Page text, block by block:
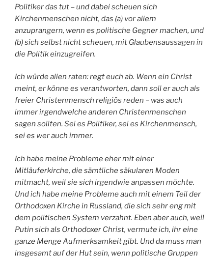
Politiker das tut – und dabei scheuen sich
Kirchenmenschen nicht, das (a) vor allem
anzuprangern, wenn es politische Gegner machen, und
(b) sich selbst nicht scheuen, mit Glaubensaussagen in
die Politik einzugreifen.
Ich würde allen raten: regt euch ab. Wenn ein Christ
meint, er könne es verantworten, dann soll er auch als
freier Christenmensch religiös reden – was auch
immer irgendwelche anderen Christenmenschen
sagen sollten. Sei es Politiker, sei es Kirchenmensch,
sei es wer auch immer.
Ich habe meine Probleme eher mit einer
Mitläuferkirche, die sämtliche säkularen Moden
mitmacht, weil sie sich irgendwie anpassen möchte.
Und ich habe meine Probleme auch mit einem Teil der
Orthodoxen Kirche in Russland, die sich sehr eng mit
dem politischen System verzahnt. Eben aber auch, weil
Putin sich als Orthodoxer Christ, vermute ich, ihr eine
ganze Menge Aufmerksamkeit gibt. Und da muss man
insgesamt auf der Hut sein, wenn politische Gruppen